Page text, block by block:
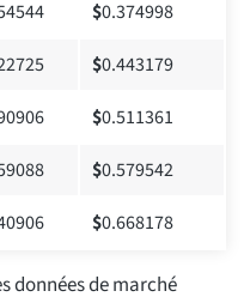
$0.374998
$0.443179
$0.511361
$0.579542
$0.668178
données de marché